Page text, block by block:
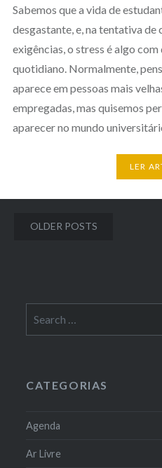
Sabemos que a vida de
desgastante, e, na tentativa de
exigências, o stress é algo
quotidiano. Normalmente,
aparece em pessoas mais
empregadas, mas quisemos
aparecer no mundo
LER
Posts
OLDER POSTS
for:
CATEGORIAS
Agenda
Ar Livre